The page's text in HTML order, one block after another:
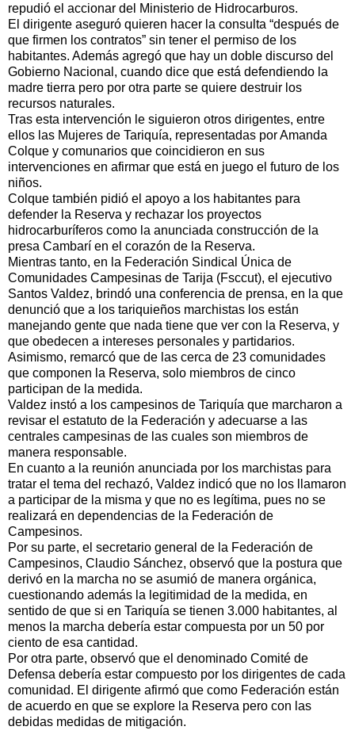
repudió el accionar del Ministerio de Hidrocarburos.
El dirigente aseguró quieren hacer la consulta “después de
que firmen los contratos” sin tener el permiso de los
habitantes. Además agregó que hay un doble discurso del
Gobierno Nacional, cuando dice que está defendiendo la
madre tierra pero por otra parte se quiere destruir los
recursos naturales.
Tras esta intervención le siguieron otros dirigentes, entre
ellos las Mujeres de Tariquía, representadas por Amanda
Colque y comunarios que coincidieron en sus
intervenciones en afirmar que está en juego el futuro de los
niños.
Colque también pidió el apoyo a los habitantes para
defender la Reserva y rechazar los proyectos
hidrocarburíferos como la anunciada construcción de la
presa Cambarí en el corazón de la Reserva.
Mientras tanto, en la Federación Sindical Única de
Comunidades Campesinas de Tarija (Fsccut), el ejecutivo
Santos Valdez, brindó una conferencia de prensa, en la que
denunció que a los tariquieños marchistas los están
manejando gente que nada tiene que ver con la Reserva, y
que obedecen a intereses personales y partidarios.
Asimismo, remarcó que de las cerca de 23 comunidades
que componen la Reserva, solo miembros de cinco
participan de la medida.
Valdez instó a los campesinos de Tariquía que marcharon a
revisar el estatuto de la Federación y adecuarse a las
centrales campesinas de las cuales son miembros de
manera responsable.
En cuanto a la reunión anunciada por los marchistas para
tratar el tema del rechazó, Valdez indicó que no los llamaron
a participar de la misma y que no es legítima, pues no se
realizará en dependencias de la Federación de
Campesinos.
Por su parte, el secretario general de la Federación de
Campesinos, Claudio Sánchez, observó que la postura que
derivó en la marcha no se asumió de manera orgánica,
cuestionando además la legitimidad de la medida, en
sentido de que si en Tariquía se tienen 3.000 habitantes, al
menos la marcha debería estar compuesta por un 50 por
ciento de esa cantidad.
Por otra parte, observó que el denominado Comité de
Defensa debería estar compuesto por los dirigentes de cada
comunidad. El dirigente afirmó que como Federación están
de acuerdo en que se explore la Reserva pero con las
debidas medidas de mitigación.